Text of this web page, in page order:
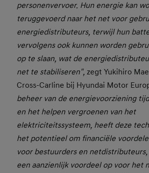
personenvervoer. Hun energie kan
teruggevoerd naar het net voor
energiedistributeurs, terwijl hun
vervolgens ook kunnen worden
op te slaan, wat de
net te stabiliseren", zegt Yukihiro
Cross-Carline bij Hyundai Motor
beheer van de energievoorziening
en het helpen vergroenen van het
elektriciteitssysteem, heeft deze
het potentieel om financiële
voor bestuurders en
een aanzienlijk voordeel op voor het